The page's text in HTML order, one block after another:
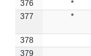
376
*
377
*
378
379